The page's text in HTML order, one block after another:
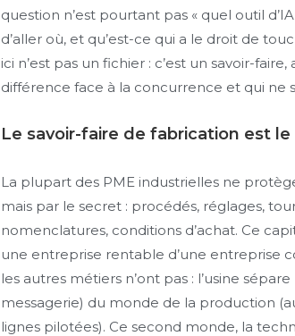
question n’est pourtant pas « quel outil
d’aller où, et qu’est-ce qui a le droit de
ici n’est pas un fichier : c’est un savoir-
différence face à la concurrence et qui ne
Le savoir-faire de fabrication est
La plupart des PME industrielles ne
mais par le secret : procédés, réglages,
nomenclatures, conditions d’achat. Ce
une entreprise rentable d’une entreprise
les autres métiers n’ont pas : l’usine
messagerie) du monde de la production
lignes pilotées). Ce second monde, la